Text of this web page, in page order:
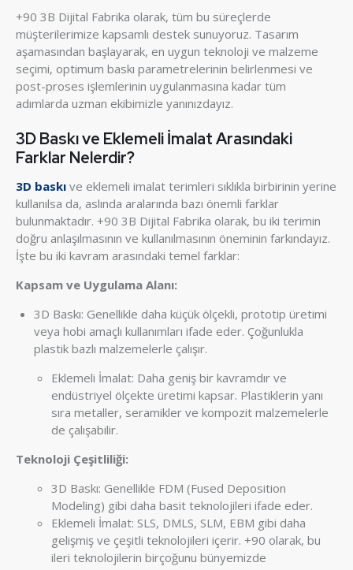
+90 3B Dijital Fabrika olarak, tüm bu süreçlerde
müşterilerimize kapsamlı destek sunuyoruz. Tasarım
aşamasından başlayarak, en uygun teknoloji ve malzeme
seçimi, optimum baskı parametrelerinin belirlenmesi ve
post-proses işlemlerinin uygulanmasına kadar tüm
adımlarda uzman ekibimizle yanınızdayız.
3D Baskı ve Eklemeli İmalat Arasındaki
Farklar Nelerdir?
3D baskı ve eklemeli imalat terimleri sıklıkla birbirinin yerine
kullanılsa da, aslında aralarında bazı önemli farklar
bulunmaktadır. +90 3B Dijital Fabrika olarak, bu iki terimin
doğru anlaşılmasının ve kullanılmasının öneminin farkındayız.
İşte bu iki kavram arasındaki temel farklar:
Kapsam ve Uygulama Alanı:
3D Baskı: Genellikle daha küçük ölçekli, prototip üretimi
veya hobi amaçlı kullanımları ifade eder. Çoğunlukla
plastik bazlı malzemelerle çalışır.
Eklemeli İmalat: Daha geniş bir kavramdır ve
endüstriyel ölçekte üretimi kapsar. Plastiklerin yanı
sıra metaller, seramikler ve kompozit malzemelerle
de çalışabilir.
Teknoloji Çeşitliliği:
3D Baskı: Genellikle FDM (Fused Deposition
Modeling) gibi daha basit teknolojileri ifade eder.
Eklemeli İmalat: SLS, DMLS, SLM, EBM gibi daha
gelişmiş ve çeşitli teknolojileri içerir. +90 olarak, bu
ileri teknolojilerin birçoğunu bünyemizde